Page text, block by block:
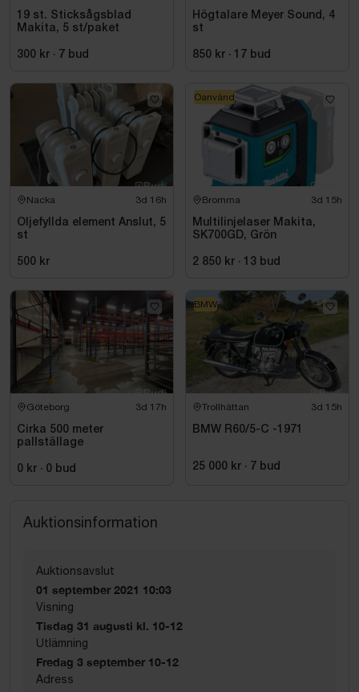
19 st. Sticksågsblad
Makita, 5 st/paket
300 kr · 7 bud
Högtalare Meyer Sound, 4
st
850 kr · 17 bud
Nacka 3d 16h
Oljefyllda element Anslut, 5
st
500 kr
Bromma 3d 15h
Multilinjelaser Makita,
SK700GD, Grön
2 850 kr · 13 bud
Oanvänd
Göteborg 3d 17h
Cirka 500 meter
pallställage
0 kr · 0 bud
Trollhättan 3d 15h
BMW R60/5-C -1971
25 000 kr · 7 bud
BMW
Auktionsinformation
Auktionsavslut
01 september 2021 10:03
Visning
Tisdag 31 augusti kl. 10-12
Utlämning
Fredag 3 september 10-12
Adress